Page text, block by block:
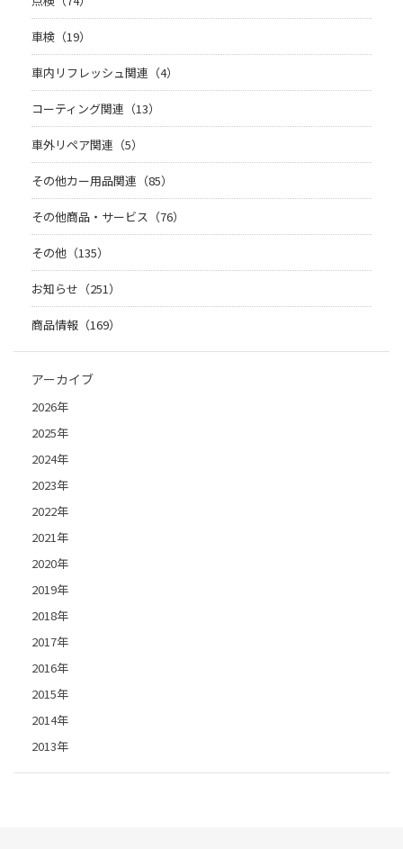
車検（19）
車内リフレッシュ関連（4）
コーティング関連（13）
車外リペア関連（5）
その他カー用品関連（85）
その他商品・サービス（76）
その他（135）
お知らせ（251）
商品情報（169）
アーカイブ
2026年
2025年
2024年
2023年
2022年
2021年
2020年
2019年
2018年
2017年
2016年
2015年
2014年
2013年